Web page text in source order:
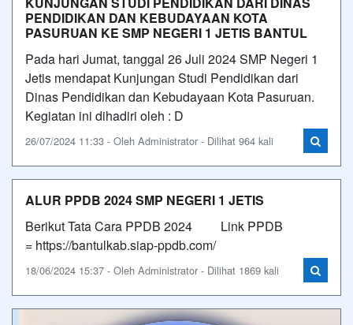
PENDIDIKAN DAN KEBUDAYAAN KOTA
PASURUAN KE SMP NEGERI 1 JETIS BANTUL
Pada hari Jumat, tanggal 26 Juli 2024 SMP Negeri 1
Jetis mendapat Kunjungan Studi Pendidikan dari
Dinas Pendidikan dan Kebudayaan Kota Pasuruan.
Kegiatan ini dihadiri oleh : D
26/07/2024 11:33 - Oleh Administrator - Dilihat 964 kali
ALUR PPDB 2024 SMP NEGERI 1 JETIS
Berikut Tata Cara PPDB 2024 Link PPDB
= https://bantulkab.siap-ppdb.com/
18/06/2024 15:37 - Oleh Administrator - Dilihat 1869 kali